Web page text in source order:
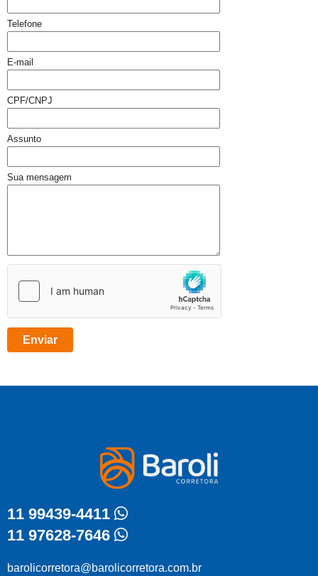
Telefone
E-mail
CPF/CNPJ
Assunto
Sua mensagem
11 99439-4411
11 97628-7646
barolicorretora@barolicorretora.com.br